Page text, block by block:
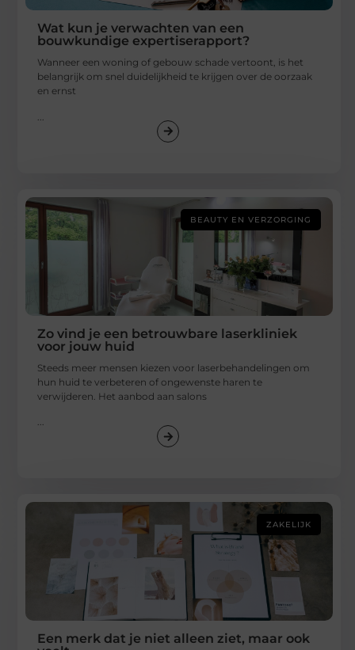
Wat kun je verwachten van een
bouwkundige expertiserapport?
Wanneer een woning of gebouw schade vertoont, is het
belangrijk om snel duidelijkheid te krijgen over de oorzaak
en ernst
BEAUTY EN VERZORGING
Zo vind je een betrouwbare laserkliniek
voor jouw huid
Steeds meer mensen kiezen voor laserbehandelingen om
hun huid te verbeteren of ongewenste haren te
verwijderen. Het aanbod aan salons
...
ZAKELIJK
Een merk dat je niet alleen ziet, maar ook